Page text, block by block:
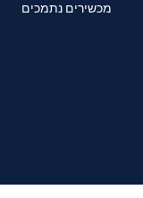
מכשירים נתמכים